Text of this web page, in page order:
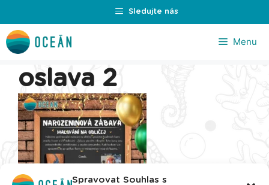
Spravovat Souhlas s
na
obsah
Sledujte nás
Menu
oslava 2